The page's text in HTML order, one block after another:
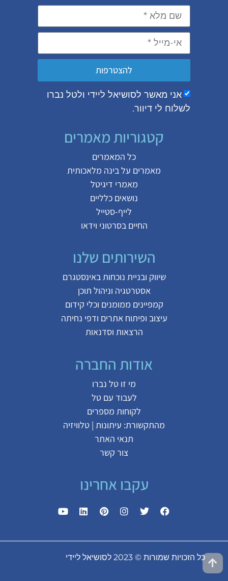
אני מאשר לסושיאל ליידי ולטל נברו
לשלוח לי דיוור.
להצטרפות
קטגוריות מאמרים
כל המאמרים
מאמרים עלבינה מלאכותית
מאמרי דיגיטל
נושאים כלליים
לייף-סטייל
החיים בסרטוני וידאו
השירותים שלנו
שיווק ובניית נוכחות באינסטגרם
אסטרטגיה וניהול תוכן
קמפיינים ממומנים וכלי קידום
עיצוב ופיתוח אתרים ודפי נחיתה
הרצאות וסדנאות
אודות החברה
מי זו טל נברו
לעבוד עם טל
לקוחות מספרים
מהתקשורת: עיתונות | טלוויזיה
תנאי האתר
צור קשר
עקבו אחרינו
כל הזכויות שמורות © 2023 לסושיאל ליידי